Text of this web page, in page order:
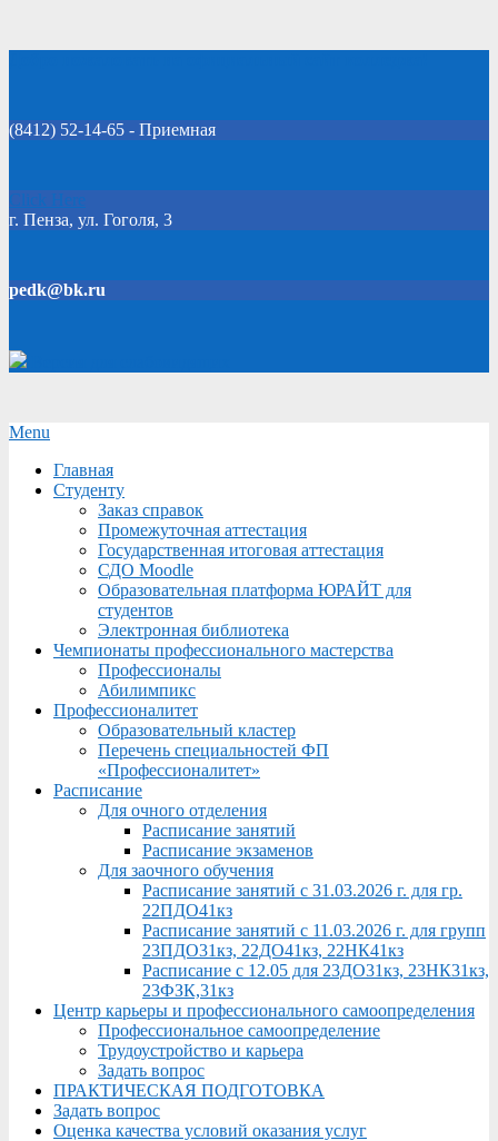
(8412) 52-14-65 - Приемная
Click Here
г. Пенза, ул. Гоголя, 3
pedk@bk.ru
Secondary
Menu
Menu
Главная
Студенту
Заказ справок
Промежуточная аттестация
Государственная итоговая аттестация
СДО Moodle
Образовательная платформа ЮРАЙТ для
студентов
Электронная библиотека
Чемпионаты профессионального мастерства
Профессионалы
Абилимпикс
Профессионалитет
Образовательный кластер
Перечень специальностей ФП
«Профессионалитет»
Расписание
Для очного отделения
Расписание занятий
Расписание экзаменов
Для заочного обучения
Расписание занятий с 31.03.2026 г. для гр.
22ПДО41кз
Расписание занятий с 11.03.2026 г. для групп
23ПДО31кз, 22ДО41кз, 22НК41кз
Расписание с 12.05 для 23ДО31кз, 23НК31кз,
23ФЗК,31кз
Центр карьеры и профессионального самоопределения
Профессиональное самоопределение
Трудоустройство и карьера
Задать вопрос
ПРАКТИЧЕСКАЯ ПОДГОТОВКА
Задать вопрос
Оценка качества условий оказания услуг